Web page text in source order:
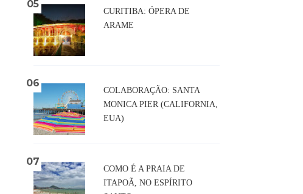
CURITIBA: ÓPERA DE
ARAME
COLABORAÇÃO: SANTA
MONICA PIER (CALIFORNIA,
EUA)
COMO É A PRAIA DE
ITAPOÃ, NO ESPÍRITO